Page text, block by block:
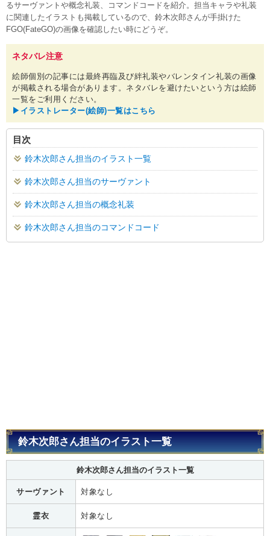
るサーヴァントや概念礼装、コマンドコードを紹介。担当キャラや礼装
に関連したイラストも掲載しているので、鈴木次郎さんが手掛けた
FGO(FateGO)の画像を確認したい時にどうぞ。
ネタバレ注意
絵師個別の記事には最終再臨及び絆礼装やバレンタイン礼装の画像
が掲載される場合があります。ネタバレを避けたいという方は絵師
一覧をご利用ください。
▶︎イラストレーター(絵師)一覧はこちら
目次
鈴木次郎さん担当のイラスト一覧
鈴木次郎さん担当のサーヴァント
鈴木次郎さん担当の概念礼装
鈴木次郎さん担当のコマンドコード
鈴木次郎さん担当のイラスト一覧
鈴木次郎さん担当のイラスト一覧
サーヴァント 対象なし
霊衣 対象なし